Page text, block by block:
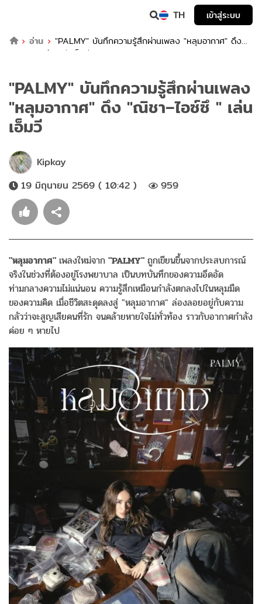
TH
เข้าสู่ระบบ
อ่าน
"PALMY" บันทึกความรู้สึกผ่านเพลง "หลุมอากาศ" ดึง
"ณิชา–ไอซ์ซึ " เล่นเอ็มวี
"PALMY" บันทึกความรู้สึกผ่านเพลง
"หลุมอากาศ" ดึง "ณิชา–ไอซ์ซึ " เล่น
เอ็มวี
Kipkay
19 มิถุนายน 2569 ( 10:42 )
959
"หลุมอากาศ" เพลงใหม่จาก "PALMY" ถูกเขียนขึ้นจากประสบการณ์
จริงในช่วงที่ต้องอยู่โรงพยาบาล เป็นบทบันทึกของความอึดอัด
ท่ามกลางความไม่แน่นอน ความรู้สึกเหมือนกำลังตกลงไปในหลุมมืด
ของความคิด เมื่อชีวิตสะดุดลงสู่ "หลุมอากาศ" ล่องลอยอยู่กับความ
กลัวว่าจะสูญเสียคนที่รัก จนคล้ายหายใจไม่ทั่วท้อง ราวกับอากาศกำลัง
ค่อย ๆ หายไป